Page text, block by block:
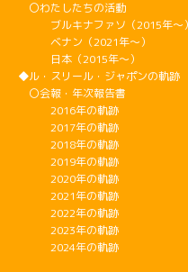
〇わたしたちの活動
ブルキナファソ（2015年～）
ベナン（2021年～）
日本（2015年～）
◆ル・スリール・ジャポンの軌跡
〇会報・年次報告書
2016年の軌跡
2017年の軌跡
2018年の軌跡
2019年の軌跡
2020年の軌跡
2021年の軌跡
2022年の軌跡
2023年の軌跡
2024年の軌跡